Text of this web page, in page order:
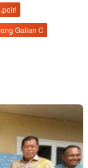
Galian C